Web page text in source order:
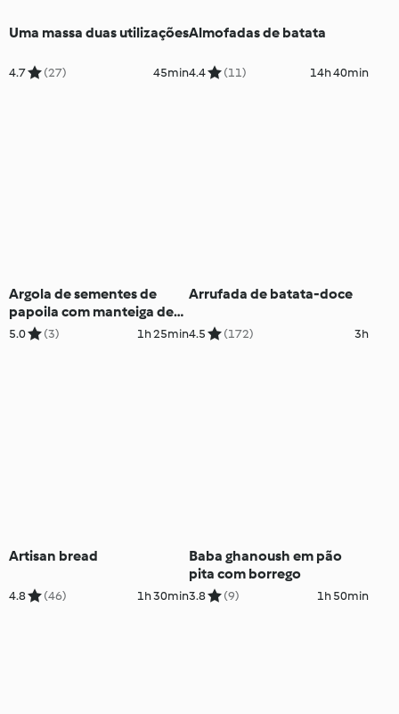
Uma massa duas utilizações
4.7 (27) 45min
Almofadas de batata
4.4 (11) 14h 40min
Argola de sementes de
papoila com manteiga de
limão
5.0 (3) 1h 25min
Arrufada de batata-doce
4.5 (172) 3h
Artisan bread
4.8 (46) 1h 30min
Baba ghanoush em pão
pita com borrego
3.8 (9) 1h 50min